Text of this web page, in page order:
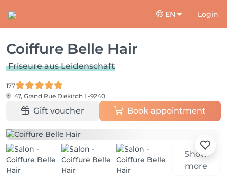
EN Login
Coiffure Belle Hair
Friseure aus Leidenschaft
177
47, Grand Rue Diekirch L-9240
Gift voucher Book appointment
Show
more